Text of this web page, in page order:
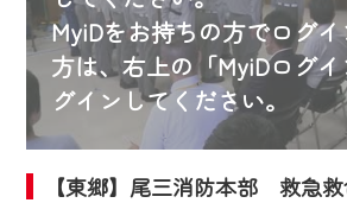
MyiDをお持ちの方でログ
方は、右上の「MyiDログ
グインしてください。
【東郷】尾三消防本部 救急
お知ら
2024/09/02
動画配信サービス『CCNet
年9月24日からリニューアル